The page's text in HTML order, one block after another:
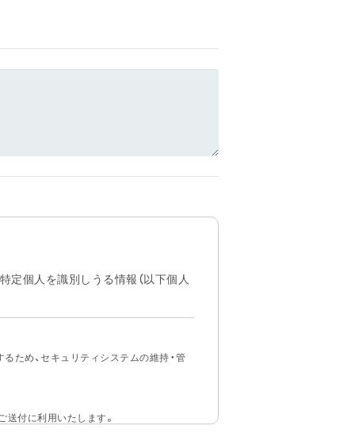
定個人を識別しうる情報（以下個人
ため、セキュリティシステムの維持・管
送付に利用いたします。